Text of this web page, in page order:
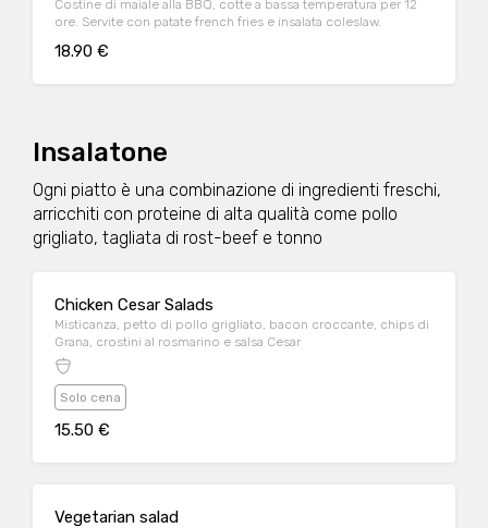
Costine di maiale alla BBQ, cotte a bassa temperatura per 12
ore. Servite con patate french fries e insalata coleslaw.
18.90 €
Insalatone
Ogni piatto è una combinazione di ingredienti freschi,
arricchiti con proteine di alta qualità come pollo
grigliato, tagliata di rost-beef e tonno
Chicken Cesar Salads
Misticanza, petto di pollo grigliato, bacon croccante, chips di
Grana, crostini al rosmarino e salsa Cesar
Solo cena
15.50 €
Vegetarian salad